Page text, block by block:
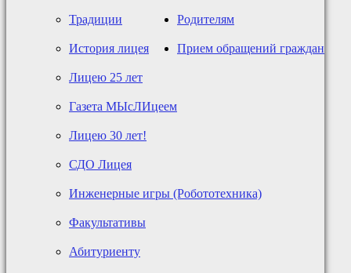
Традиции
История лицея
Лицею 25 лет
Газета МЫсЛИцеем
Лицею 30 лет!
СДО Лицея
Инженерные игры (Робототехника)
Факультативы
Абитуриенту
Родителям
Прием обращений граждан